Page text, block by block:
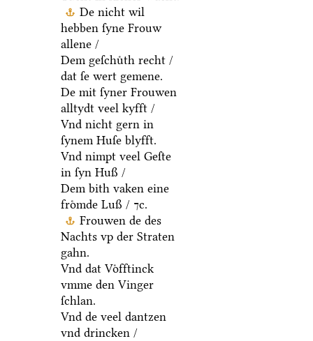
De nicht wil
hebben ſyne Frouw
allene /
Dem geſchuͤth recht /
dat ſe wert gemene.
De mit ſyner Frouwen
alltydt veel kyfft /
Vnd nicht gern in
ſynem Huſe blyfft.
Vnd nimpt veel Geſte
in ſyn Huß /
Dem bith vaken eine
froͤmde Luß / ⁊c.
Frouwen de des
Nachts vp der Straten
gahn.
Vnd dat Voͤfftinck
vmme den Vinger
ſchlan.
Vnd de veel dantzen
vnd drincken /